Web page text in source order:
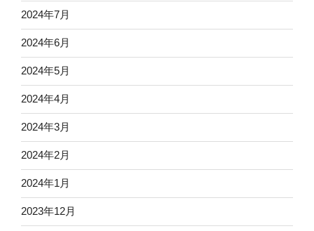
2024年7月
2024年6月
2024年5月
2024年4月
2024年3月
2024年2月
2024年1月
2023年12月